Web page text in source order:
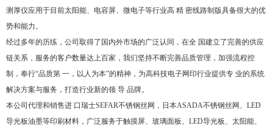
测厚仪应用于目前太阳能、电容屏、微电子等行业高 精 密线路制版具备很大的优
势和能力。
经过多年的历练，公司取得了国内外市场的广泛认同，在全 国建立了完善的供应
链关系，服务的客户数量达上百家，我们坚持不断完善品质管理，加强流程控
制，奉行“品质第 一，以人为本”的精神，为高科技电子网印行业提供专 业的系统
解决方案与服务，打造行业新的领 导 品牌。
本公司代理和销售进 口瑞士SEFAR不锈钢丝网，日本ASADA不锈钢丝网、LED
导光板油墨等印刷材料，广泛服务于触摸屏、玻璃面板、LED导光板、太阳能、